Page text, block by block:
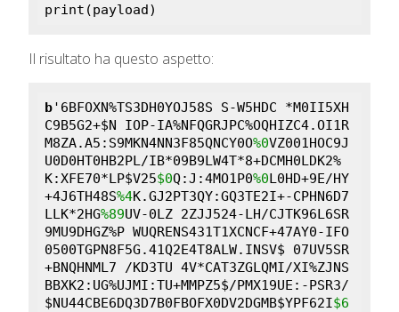
print(payload)
Il risultato ha questo aspetto:
b'6BFOXN%TS3DH0YOJ58S S-W5HDC *M0II5XH
C9B5G2+$N IOP-IA%NFQGRJPC%OQHIZC4.OI1R
M8ZA.A5:S9MKN4NN3F85QNCY0O%0VZ001HOC9J
U0D0HT0HB2PL/IB*09B9LW4T*8+DCMH0LDK2%
K:XFE70*LP$V25$0Q:J:4MO1P0%0L0HD+9E/HY
+4J6TH48S%4K.GJ2PT3QY:GQ3TE2I+-CPHN6D7
LLK*2HG%89UV-0LZ 2ZJJ524-LH/CJTK96L6SR
9MU9DHGZ%P WUQRENS431T1XCNCF+47AY0-IFO
0500TGPN8F5G.41Q2E4T8ALW.INSV$ 07UV5SR
+BNQHNML7 /KD3TU 4V*CAT3ZGLQMI/XI%ZJNS
BBXK2:UG%UJMI:TU+MMPZ5$/PMX19UE:-PSR3/
$NU44CBE6DQ3D7B0FBOFX0DV2DGMB$YPF62I$6